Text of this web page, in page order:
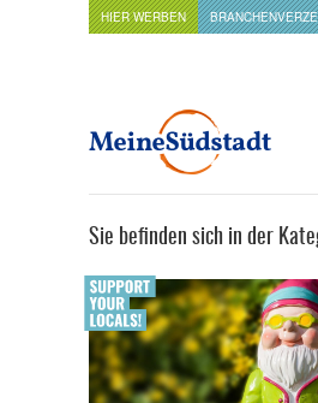
HIER WERBEN
Sie befinden sich in der